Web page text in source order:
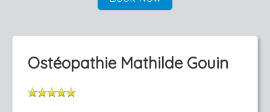
Ostéopathie Mathilde Gouin